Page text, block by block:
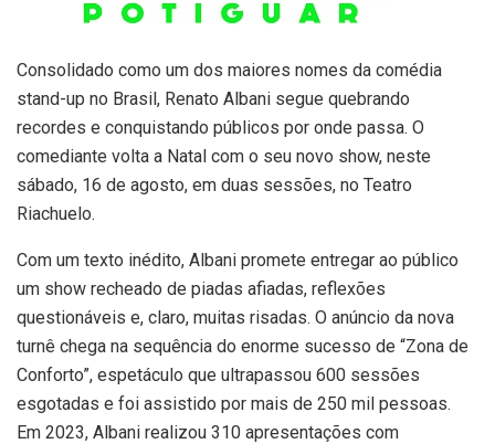
Consolidado como um dos maiores nomes da comédia
stand-up no Brasil, Renato Albani segue quebrando
recordes e conquistando públicos por onde passa. O
comediante volta a Natal com o seu novo show, neste
sábado, 16 de agosto, em duas sessões, no Teatro
Riachuelo.
Com um texto inédito, Albani promete entregar ao público
um show recheado de piadas afiadas, reflexões
questionáveis e, claro, muitas risadas. O anúncio da nova
turnê chega na sequência do enorme sucesso de “Zona de
Conforto”, espetáculo que ultrapassou 600 sessões
esgotadas e foi assistido por mais de 250 mil pessoas.
Em 2023, Albani realizou 310 apresentações com